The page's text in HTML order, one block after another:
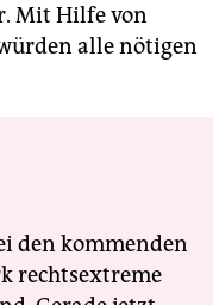
Mit Hilfe von
alle nötigen
den kommenden
rechtsextreme